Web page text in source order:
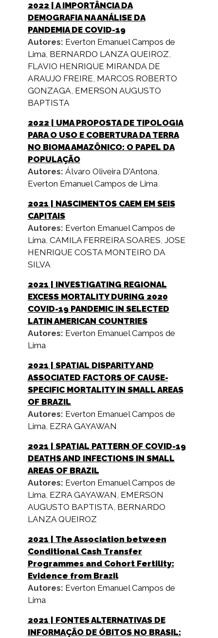
2022 | A IMPORTÂNCIA DA
DEMOGRAFIA NA ANÁLISE DA
PANDEMIA DE COVID-19
Autores: Everton Emanuel Campos de
Lima, BERNARDO LANZA QUEIROZ,
FLAVIO HENRIQUE MIRANDA DE
ARAUJO FREIRE, MARCOS ROBERTO
GONZAGA, EMERSON AUGUSTO
BAPTISTA
2022 | UMA PROPOSTA DE TIPOLOGIA
PARA O USO E COBERTURA DA TERRA
NO BIOMA AMAZÔNICO: O PAPEL DA
POPULAÇÃO
Autores: Álvaro Oliveira D'Antona,
Everton Emanuel Campos de Lima
2021 | NASCIMENTOS CAEM EM SEIS
CAPITAIS
Autores: Everton Emanuel Campos de
Lima, CAMILA FERREIRA SOARES, JOSE
HENRIQUE COSTA MONTEIRO DA
SILVA
2021 | INVESTIGATING REGIONAL
EXCESS MORTALITY DURING 2020
COVID-19 PANDEMIC IN SELECTED
LATIN AMERICAN COUNTRIES
Autores: Everton Emanuel Campos de
Lima
2021 | SPATIAL DISPARITY AND
ASSOCIATED FACTORS OF CAUSE-
SPECIFIC MORTALITY IN SMALL AREAS
OF BRAZIL
Autores: Everton Emanuel Campos de
Lima, EZRA GAYAWAN
2021 | SPATIAL PATTERN OF COVID-19
DEATHS AND INFECTIONS IN SMALL
AREAS OF BRAZIL
Autores: Everton Emanuel Campos de
Lima, EZRA GAYAWAN, EMERSON
AUGUSTO BAPTISTA, BERNARDO
LANZA QUEIROZ
2021 | The Association between
Conditional Cash Transfer
Programmes and Cohort Fertility:
Evidence from Brazil
Autores: Everton Emanuel Campos de
Lima
2021 | FONTES ALTERNATIVAS DE
INFORMAÇÃO DE ÓBITOS NO BRASIL: